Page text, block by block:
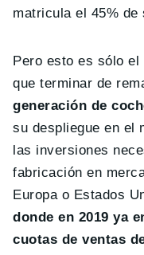
matricula el 45%
Pero esto es sólo
que terminar de
generación de
su despliegue en el
las inversiones
fabricación en
Europa o Estados
donde en 2019 ya
cuotas de ventas